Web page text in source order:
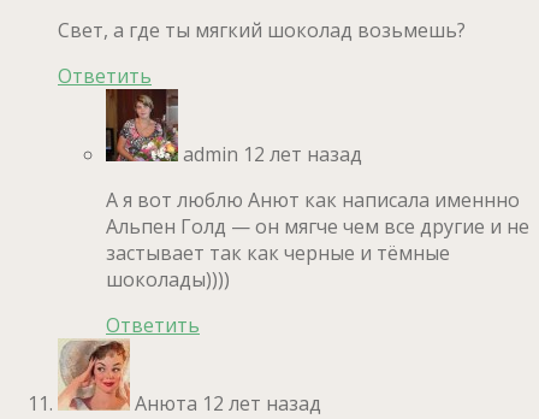
Свет, а где ты мягкий шоколад возьмешь?
Ответить
admin 12 лет назад
А я вот люблю Анют как написала именнно
Альпен Голд — он мягче чем все другие и не
застывает так как черные и тёмные
шоколады))))
Ответить
Анюта 12 лет назад